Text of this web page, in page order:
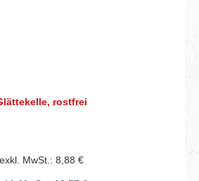
rostfrei
exkl. MwSt.: 8,88 €